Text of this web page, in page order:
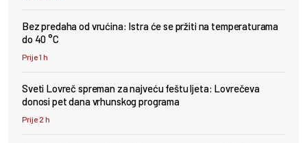
Bez predaha od vrućina: Istra će se pržiti na temperaturama
do 40 °C
Prije 1 h
Sveti Lovreč spreman za najveću feštu ljeta: Lovrečeva
donosi pet dana vrhunskog programa
Prije 2 h